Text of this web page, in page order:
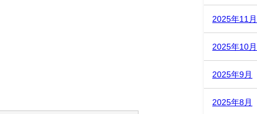
2025年11月
2025年10月
2025年9月
2025年8月